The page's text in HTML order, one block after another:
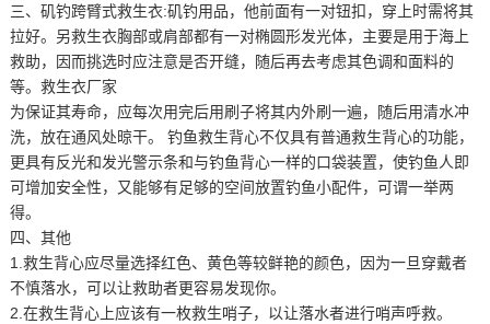
三、矶钓跨臂式救生衣:矶钓用品，他前面有一对钮扣，穿上时需将其
拉好。另救生衣胸部或肩部都有一对椭圆形发光体，主要是用于海上
救助，因而挑选时应注意是否开缝，随后再去考虑其色调和面料的
等。救生衣厂家
为保证其寿命，应每次用完后用刷子将其内外刷一遍，随后用清水冲
洗，放在通风处晾干。 钓鱼救生背心不仅具有普通救生背心的功能，
更具有反光和发光警示条和与钓鱼背心一样的口袋装置，使钓鱼人即
可增加安全性，又能够有足够的空间放置钓鱼小配件，可谓一举两
得。
四、其他
1.救生背心应尽量选择红色、黄色等较鲜艳的颜色，因为一旦穿戴者
不慎落水，可以让救助者更容易发现你。
2.在救生背心上应该有一枚救生哨子，以让落水者进行哨声呼救。